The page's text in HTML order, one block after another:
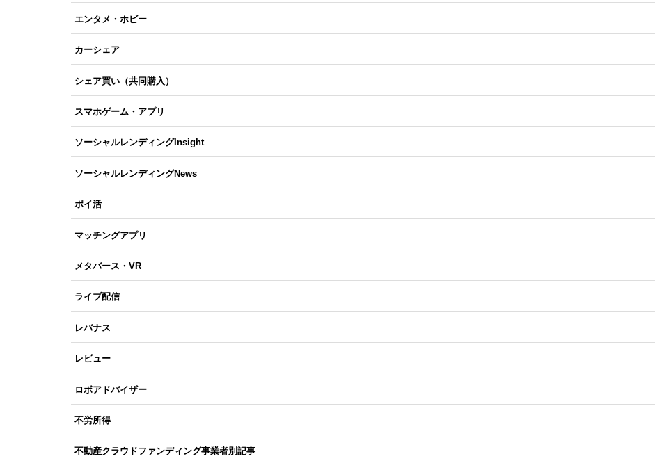
エンタメ・ホビー
カーシェア
シェア買い（共同購入）
スマホゲーム・アプリ
ソーシャルレンディングInsight
ソーシャルレンディングNews
ポイ活
マッチングアプリ
メタバース・VR
ライブ配信
レバナス
レビュー
ロボアドバイザー
不労所得
不動産クラウドファンディング事業者別記事